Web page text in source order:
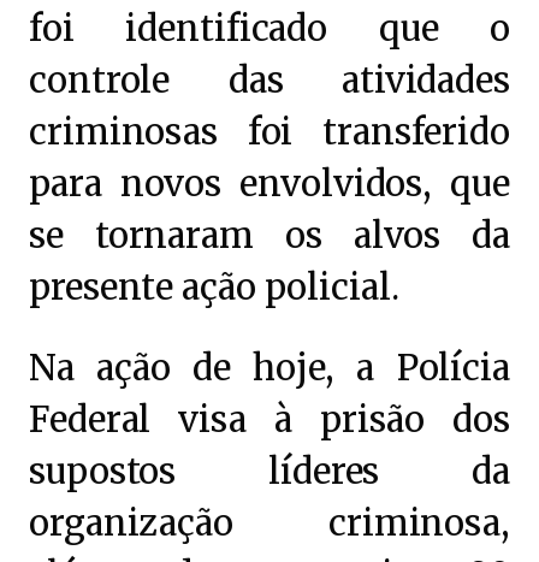
foi identificado que o
controle das atividades
criminosas foi transferido
para novos envolvidos, que
se tornaram os alvos da
presente ação policial.
Na ação de hoje, a Polícia
Federal visa à prisão dos
supostos líderes da
organização criminosa,